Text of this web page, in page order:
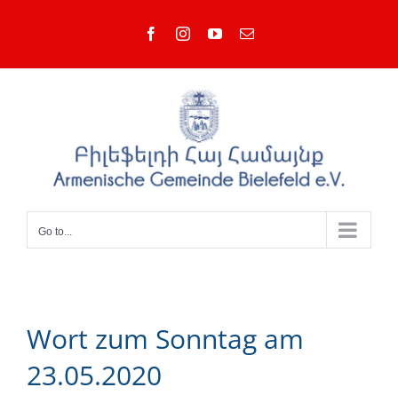
FacebookInstagramYouTubeEmail
Go to...
Wort zum Sonntag am
23.05.2020